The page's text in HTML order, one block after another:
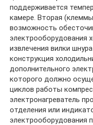
поддерживается
камере. Вторая
возможность
электрооборудования
извлечения вилки
конструкция
дополнительного
которого должно
циклов работы
электронагреватель
отделения или
электрооборудования